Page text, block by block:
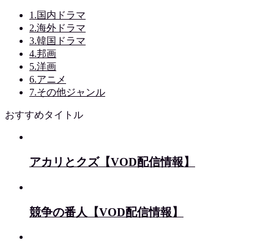
1.国内ドラマ
2.海外ドラマ
3.韓国ドラマ
4.邦画
5.洋画
6.アニメ
7.その他ジャンル
おすすめタイトル
アカリとクズ【VOD配信情報】
競争の番人【VOD配信情報】